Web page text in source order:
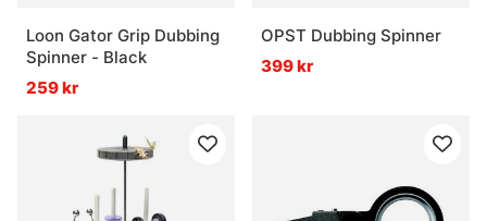
Loon Gator Grip Dubbing
Spinner - Black
259 kr
OPST Dubbing Spinner
399 kr